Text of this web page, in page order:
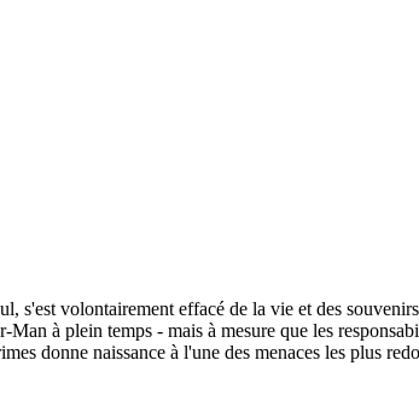
s'est volontairement effacé de la vie et des
à plein temps - mais à mesure que les
donne naissance à l'une des menaces les plus